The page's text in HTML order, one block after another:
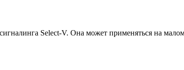
Select-V. Она может применяться на